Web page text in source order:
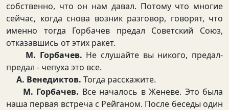
собственно, что он нам давал. Потому что многие
сейчас, когда снова возник разговор, говорят, что
именно тогда Горбачев предал Советский Союз,
отказавшись от этих ракет.
М. Горбачев. Не слушайте вы никого, предал-
предал - чепуха это все.
А. Венедиктов. Тогда расскажите.
М. Горбачев. Все началось в Женеве. Это была
наша первая встреча с Рейганом. После беседы один